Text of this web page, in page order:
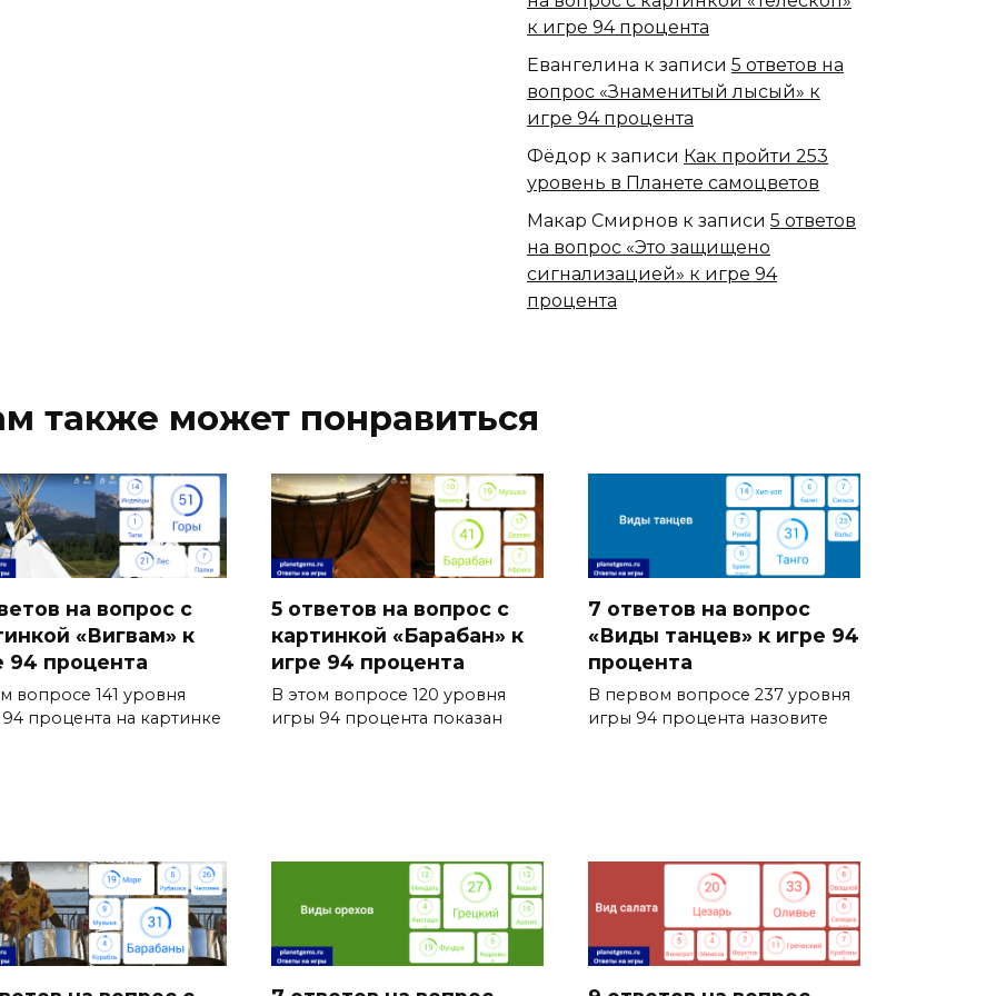
к игре 94 процента
Евангелина к записи 5 ответов на
вопрос «Знаменитый лысый» к
игре 94 процента
Фёдор к записи Как пройти 253
уровень в Планете самоцветов
Макар Смирнов к записи 5 ответов
на вопрос «Это защищено
сигнализацией» к игре 94
процента
также может понравиться
на вопрос с
«Вигвам» к
94 процента
вопросе 141 уровня
процента на картинке
5 ответов на вопрос с
картинкой «Барабан» к
игре 94 процента
В этом вопросе 120 уровня
игры 94 процента показан
7 ответов на вопрос
«Виды танцев» к игре 94
процента
В первом вопросе 237 уровня
игры 94 процента назовите